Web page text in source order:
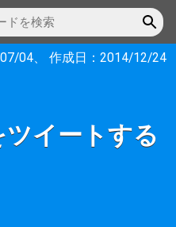
04、 作成日： 2014/12/24
イートする